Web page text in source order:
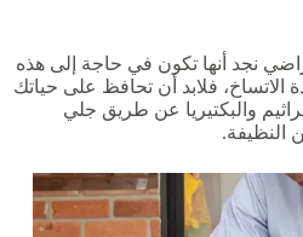
نجد أنها تكون في حاجة إلى هذه
الاتساخ، فلابد أن تحافظ على حياتك
والبكتيريا عن طريق جلي
النظيفة.